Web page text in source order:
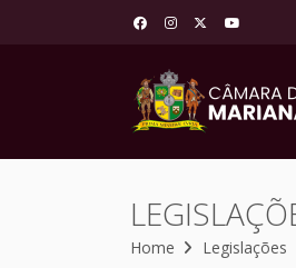
Home Legislações